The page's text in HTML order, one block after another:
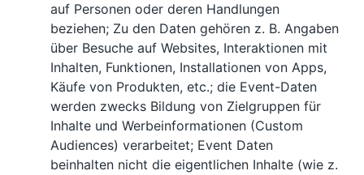
auf Personen oder deren Handlungen
beziehen; Zu den Daten gehören z. B. Angaben
über Besuche auf Websites, Interaktionen mit
Inhalten, Funktionen, Installationen von Apps,
Käufe von Produkten, etc.; die Event-Daten
werden zwecks Bildung von Zielgruppen für
Inhalte und Werbeinformationen (Custom
Audiences) verarbeitet; Event Daten
beinhalten nicht die eigentlichen Inhalte (wie z.